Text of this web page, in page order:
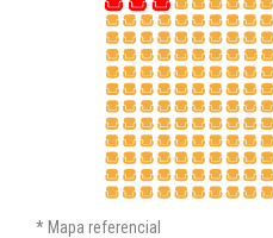
Mapa referencial